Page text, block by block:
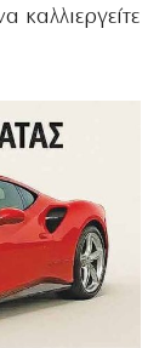
καλλιεργείτε